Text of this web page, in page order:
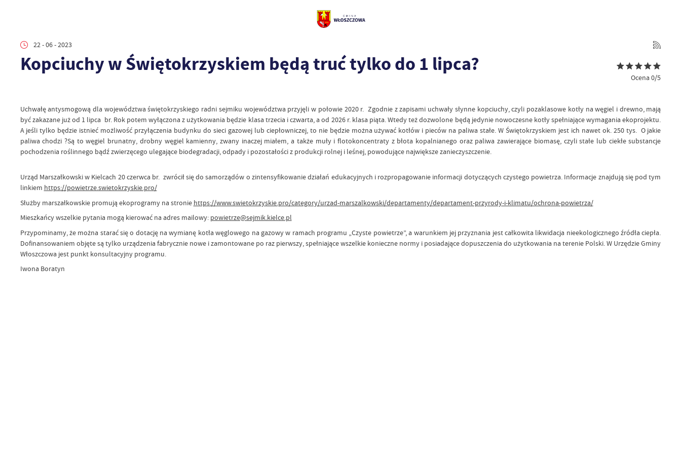
22 - 06 - 2023
Kopciuchy w Świętokrzyskiem będą truć tylko do 1 lipca?
Ocena 0/5
Uchwałę antysmogową dla województwa świętokrzyskiego radni sejmiku województwa przyjęli w połowie 2020 r. Zgodnie z zapisami uchwały słynne kopciuchy, czyli pozaklasowe kotły na węgiel i drewno, mają
być zakazane już od 1 lipca br. Rok potem wyłączona z użytkowania będzie klasa trzecia i czwarta, a od 2026 r. klasa piąta. Wtedy też dozwolone będą jedynie nowoczesne kotły spełniające wymagania ekoprojektu.
A jeśli tylko będzie istnieć możliwość przyłączenia budynku do sieci gazowej lub ciepłowniczej, to nie będzie można używać kotłów i pieców na paliwa stałe. W Świętokrzyskiem jest ich nawet ok. 250 tys. O jakie
paliwa chodzi ?Są to węgiel brunatny, drobny węgiel kamienny, zwany inaczej miałem, a także muły i flotokoncentraty z błota kopalnianego oraz paliwa zawierające biomasę, czyli stałe lub ciekłe substancje
pochodzenia roślinnego bądź zwierzęcego ulegające biodegradacji, odpady i pozostałości z produkcji rolnej i leśnej, powodujące największe zanieczyszczenie.
Urząd Marszałkowski w Kielcach 20 czerwca br. zwrócił się do samorządów o zintensyfikowanie działań edukacyjnych i rozpropagowanie informacji dotyczących czystego powietrza. Informacje znajdują się pod tym
linkiem https://powietrze.swietokrzyskie.pro/
Służby marszałkowskie promują ekoprogramy na stronie https://www.swietokrzyskie.pro/category/urzad-marszalkowski/departamenty/departament-przyrody-i-klimatu/ochrona-powietrza/
Mieszkańcy wszelkie pytania mogą kierować na adres mailowy: powietrze@sejmik.kielce.pl
Przypominamy, że można starać się o dotację na wymianę kotła węglowego na gazowy w ramach programu „Czyste powietrze”, a warunkiem jej przyznania jest całkowita likwidacja nieekologicznego źródła ciepła.
Dofinansowaniem objęte są tylko urządzenia fabrycznie nowe i zamontowane po raz pierwszy, spełniające wszelkie konieczne normy i posiadające dopuszczenia do użytkowania na terenie Polski. W Urzędzie Gminy
Włoszczowa jest punkt konsultacyjny programu.
Iwona Boratyn